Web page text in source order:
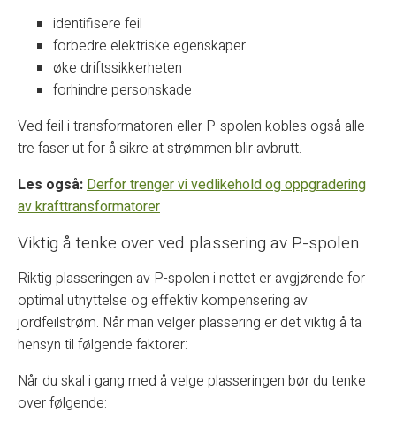
identifisere feil
forbedre elektriske egenskaper
øke driftssikkerheten
forhindre personskade
Ved feil i transformatoren eller P-spolen kobles også alle
tre faser ut for å sikre at strømmen blir avbrutt.
Les også:Derfor trenger vi vedlikehold og oppgradering
av krafttransformatorer
Viktig å tenke over ved plassering av P-spolen
Riktig plasseringen av P-spolen i nettet er avgjørende for
optimal utnyttelse og effektiv kompensering av
jordfeilstrøm. Når man velger plassering er det viktig å ta
hensyn til følgende faktorer:
Når du skal i gang med å velge plasseringen bør du tenke
over følgende: